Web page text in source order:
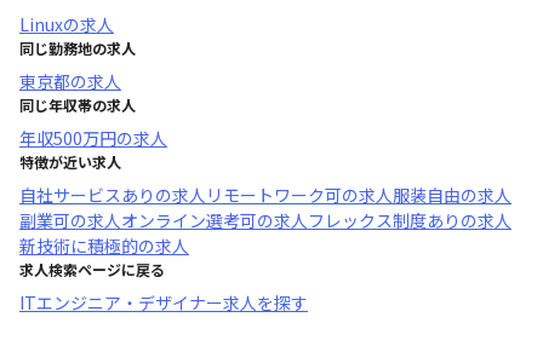
Linuxの求人
同じ勤務地の求人
東京都の求人
同じ年収帯の求人
年収500万円の求人
特徴が近い求人
自社サービスあり の求人 リモートワーク可の求人服装自由の求人
副業可の求人オンライン選考可の求人フレックス制度あり の求人
新技術に積極的の求人
求人検索ページに戻る
ITエンジニア・デザイナー求人を探す